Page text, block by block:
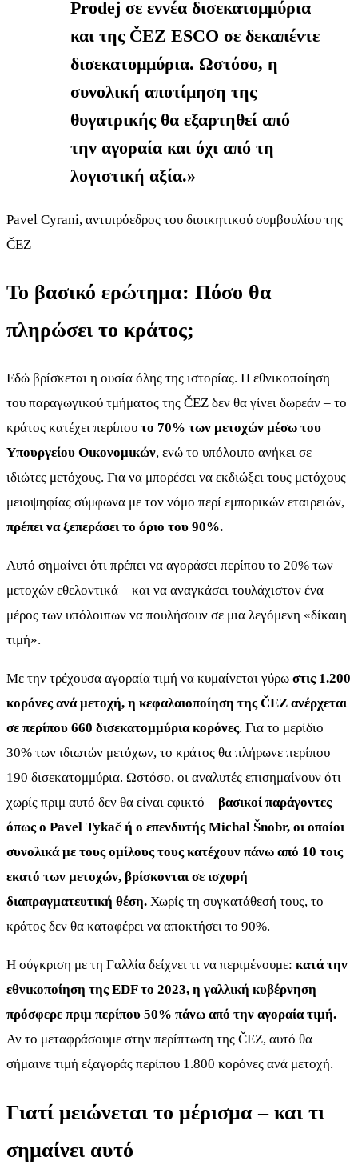
Prodej σε εννέα δισεκατομμύρια
και της ČEZ ESCO σε δεκαπέντε
δισεκατομμύρια. Ωστόσο, η
συνολική αποτίμηση της
θυγατρικής θα εξαρτηθεί από
την αγοραία και όχι από τη
λογιστική αξία.»
Pavel Cyrani, αντιπρόεδρος του διοικητικού συμβουλίου της
ČEZ
Το βασικό ερώτημα: Πόσο θα
πληρώσει το κράτος;
Εδώ βρίσκεται η ουσία όλης της ιστορίας. Η εθνικοποίηση
του παραγωγικού τμήματος της ČEZ δεν θα γίνει δωρεάν – το
κράτος κατέχει περίπου το 70% των μετοχών μέσω του
Υπουργείου Οικονομικών, ενώ το υπόλοιπο ανήκει σε
ιδιώτες μετόχους. Για να μπορέσει να εκδιώξει τους μετόχους
μειοψηφίας σύμφωνα με τον νόμο περί εμπορικών εταιρειών,
πρέπει να ξεπεράσει το όριο του 90%.
Αυτό σημαίνει ότι πρέπει να αγοράσει περίπου το 20% των
μετοχών εθελοντικά – και να αναγκάσει τουλάχιστον ένα
μέρος των υπόλοιπων να πουλήσουν σε μια λεγόμενη «δίκαιη
τιμή».
Με την τρέχουσα αγοραία τιμή να κυμαίνεται γύρω στις 1.200
κορόνες ανά μετοχή, η κεφαλαιοποίηση της ČEZ ανέρχεται
σε περίπου 660 δισεκατομμύρια κορόνες. Για το μερίδιο
30% των ιδιωτών μετόχων, το κράτος θα πλήρωνε περίπου
190 δισεκατομμύρια. Ωστόσο, οι αναλυτές επισημαίνουν ότι
χωρίς πριμ αυτό δεν θα είναι εφικτό – βασικοί παράγοντες
όπως ο Pavel Tykač ή ο επενδυτής Michal Šnobr, οι οποίοι
συνολικά με τους ομίλους τους κατέχουν πάνω από 10 τοις
εκατό των μετοχών, βρίσκονται σε ισχυρή
διαπραγματευτική θέση. Χωρίς τη συγκατάθεσή τους, το
κράτος δεν θα καταφέρει να αποκτήσει το 90%.
Η σύγκριση με τη Γαλλία δείχνει τι να περιμένουμε: κατά την
εθνικοποίηση της EDF το 2023, η γαλλική κυβέρνηση
πρόσφερε πριμ περίπου 50% πάνω από την αγοραία τιμή.
Αν το μεταφράσουμε στην περίπτωση της ČEZ, αυτό θα
σήμαινε τιμή εξαγοράς περίπου 1.800 κορόνες ανά μετοχή.
Γιατί μειώνεται το μέρισμα – και τι
σημαίνει αυτό